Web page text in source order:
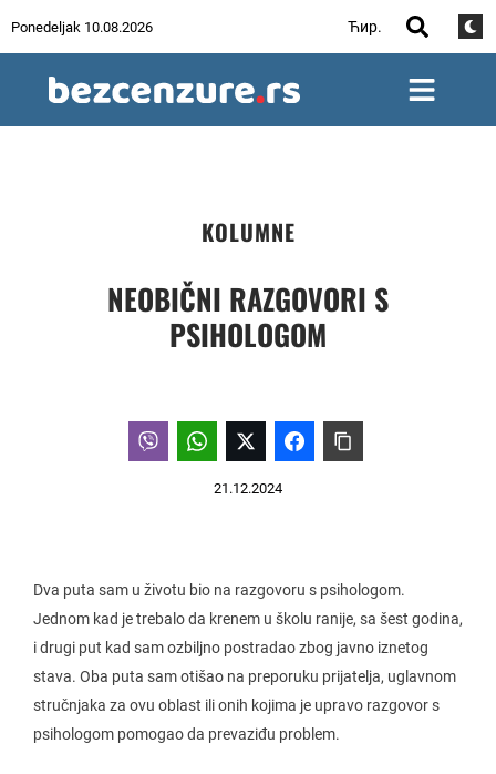
Ponedeljak 10.08.2026 Ћир.
KOLUMNE
NEOBIČNI RAZGOVORI S
PSIHOLOGOM
21.12.2024
Dva puta sam u životu bio na razgovoru s psihologom.
Jednom kad je trebalo da krenem u školu ranije, sa šest godina,
i drugi put kad sam ozbiljno postradao zbog javno iznetog
stava. Oba puta sam otišao na preporuku prijatelja, uglavnom
stručnjaka za ovu oblast ili onih kojima je upravo razgovor s
psihologom pomogao da prevaziđu problem.